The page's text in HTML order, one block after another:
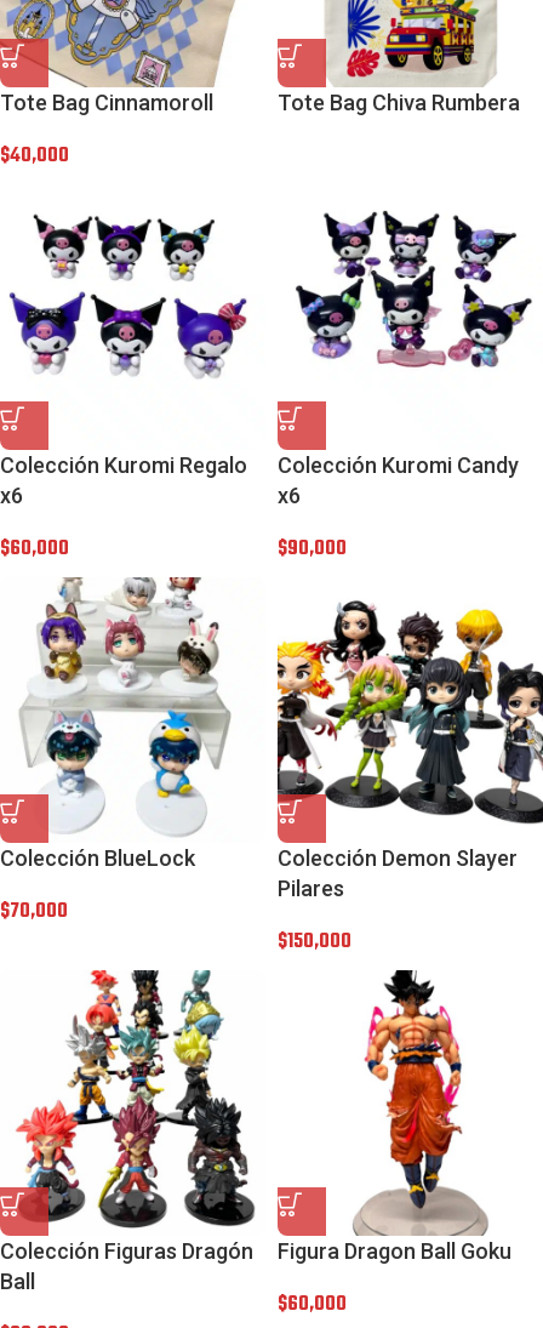
Tote Bag Cinnamoroll
$40,000
Tote Bag Chiva Rumbera
Colección Kuromi Regalo
x6
$60,000
Colección Kuromi Candy
x6
$90,000
Colección BlueLock
$70,000
Colección Demon Slayer
Pilares
$150,000
Colección Figuras Dragón
Ball
Figura Dragon Ball Goku
$60,000